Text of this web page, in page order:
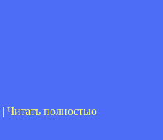
| Читать полностью